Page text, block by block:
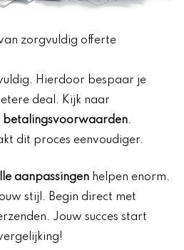
zorgvuldig offerte
Hierdoor bespaar je
deal. Kijk naar
betalingsvoorwaarden.
dit proces eenvoudiger.
aanpassingen helpen enorm.
stijl. Begin direct met
Jouw succes start